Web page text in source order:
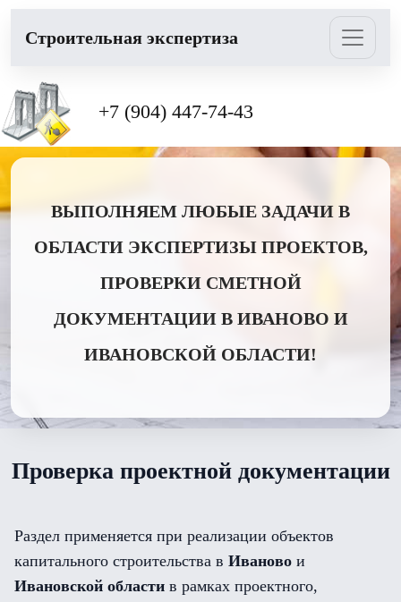
Cтроительная экспертиза
+7 (904) 447-74-43
ВЫПОЛНЯЕМ ЛЮБЫЕ ЗАДАЧИ В
ОБЛАСТИ ЭКСПЕРТИЗЫ ПРОЕКТОВ,
ПРОВЕРКИ СМЕТНОЙ
ДОКУМЕНТАЦИИ В ИВАНОВО И
ИВАНОВСКОЙ ОБЛАСТИ!
Проверка проектной документации
Раздел применяется при реализации объектов
капитального строительства в Иваново и
Ивановской области в рамках проектного,